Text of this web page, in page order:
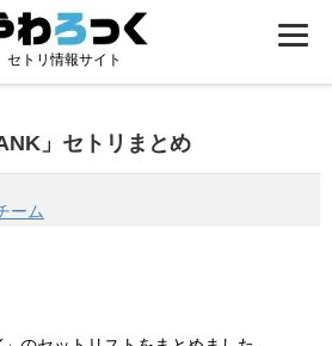
セトリ情報サイト
」セトリまとめ
ーム